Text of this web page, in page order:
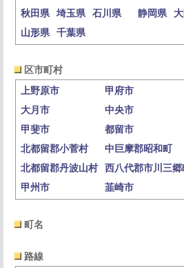
秋田県
埼玉県 石川県 静岡県
山形県
千葉県
区市町村
上野原市
甲府市
大月市
中央市
甲斐市
都留市
北都留郡小菅村
中巨摩郡昭和町
北都留郡丹波山村
西八代郡市川三郷
甲州市
韮崎市
町名
路線